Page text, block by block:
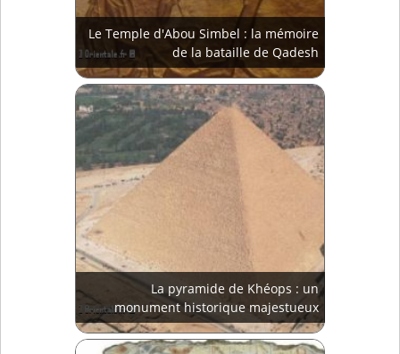
Le Temple d'Abou Simbel : la mémoire
de la bataille de Qadesh
La pyramide de Khéops : un
monument historique majestueux